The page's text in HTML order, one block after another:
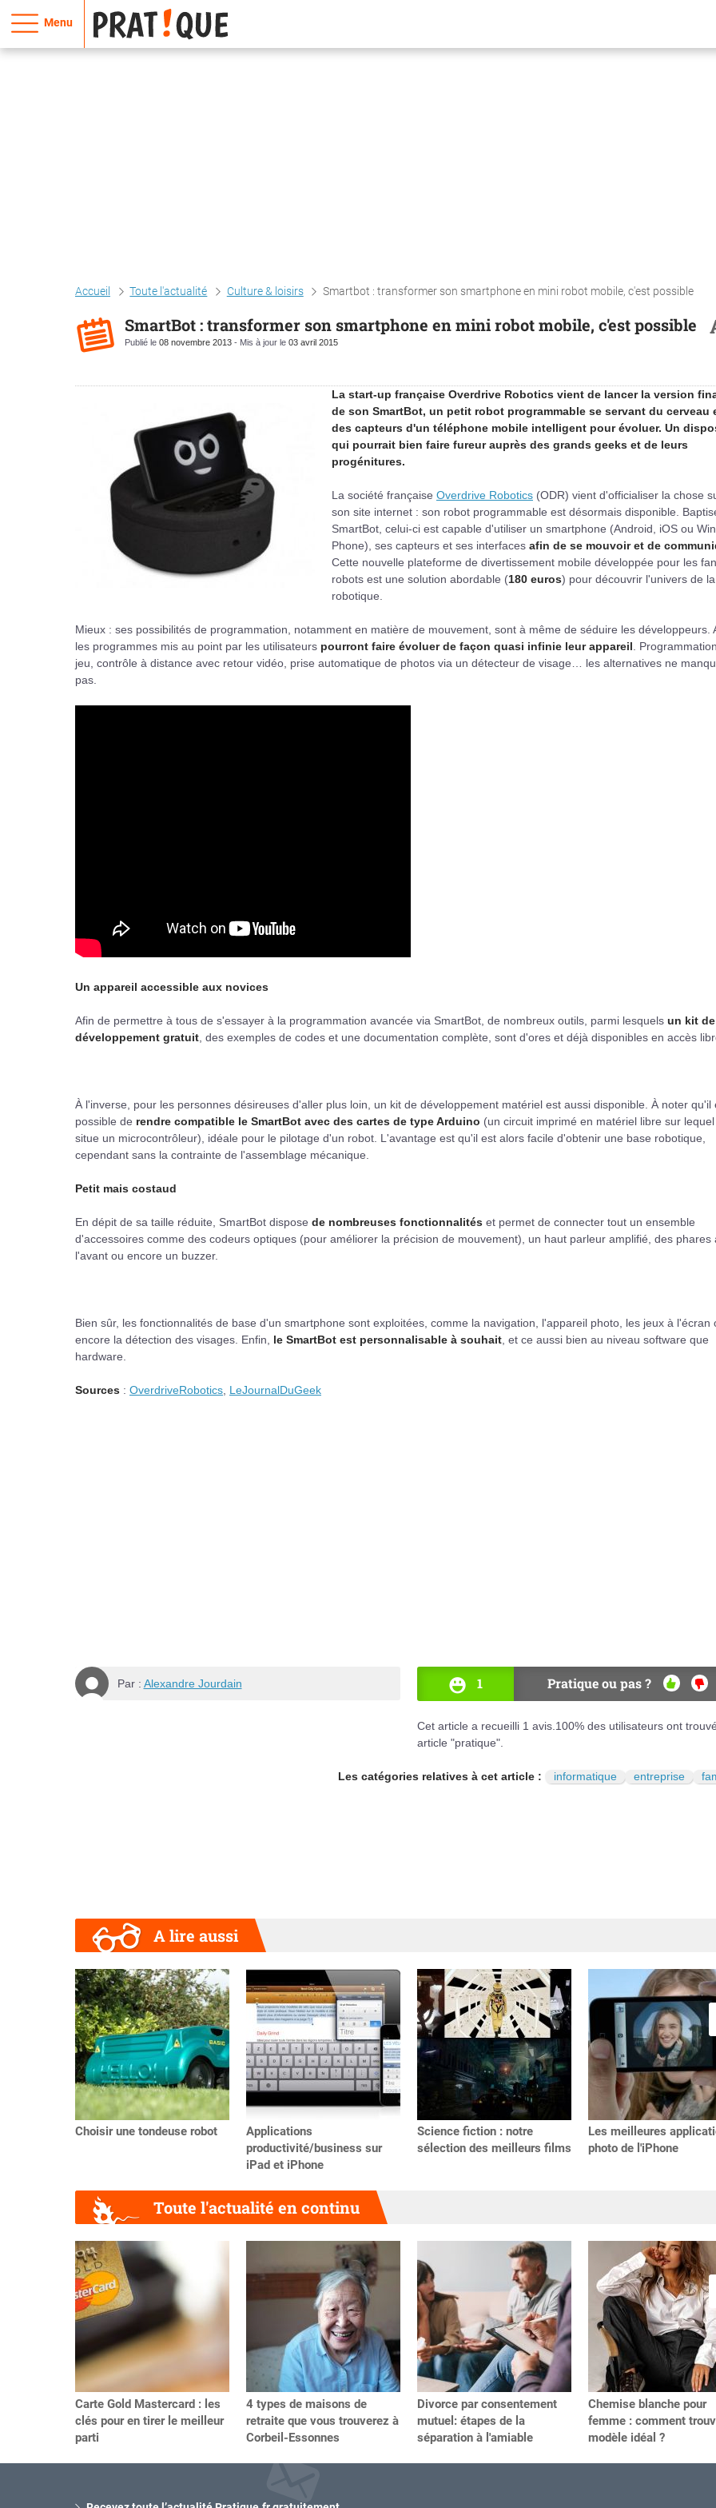
Menu
Accueil Toute l'actualité Culture & loisirs Smartbot : transformer son smartphone en mini robot mobile, c'est possible
SmartBot : transformer son smartphone en mini robot mobile, c'est possible
Publié le 08 novembre 2013 - Mis à jour le 03 avril 2015
La start-up française Overdrive Robotics vient de lancer la version
de son SmartBot, un petit robot programmable se servant du cerveau
des capteurs d'un téléphone mobile intelligent pour évoluer. Un
qui pourrait bien faire fureur auprès des grands geeks et de leurs
progénitures.
La société française Overdrive Robotics (ODR) vient d'officialiser la chose
son site internet : son robot programmable est désormais disponible.
SmartBot, celui-ci est capable d'utiliser un smartphone (Android, iOS ou
Phone), ses capteurs et ses interfaces afin de se mouvoir et de
Cette nouvelle plateforme de divertissement mobile développée pour les
robots est une solution abordable (180 euros) pour découvrir l'univers de la
robotique.
Mieux : ses possibilités de programmation, notamment en matière de mouvement, sont à même de séduire les développeurs.
les programmes mis au point par les utilisateurs pourront faire évoluer de façon quasi infinie leur appareil .
jeu, contrôle à distance avec retour vidéo, prise automatique de photos via un détecteur de visage… les alternatives ne
pas.
Un appareil accessible aux novices
Afin de permettre à tous de s'essayer à la programmation avancée via SmartBot, de nombreux outils, parmi lesquels un kit de
développement gratuit , des exemples de codes et une documentation complète, sont d'ores et déjà disponibles en accès
À l'inverse, pour les personnes désireuses d'aller plus loin, un kit de développement matériel est aussi disponible. À noter qu'il
possible de rendre compatible le SmartBot avec des cartes de type Arduino (un circuit imprimé en matériel libre sur lequel
situe un microcontrôleur), idéale pour le pilotage d'un robot. L'avantage est qu'il est alors facile d'obtenir une base robotique,
cependant sans la contrainte de l'assemblage mécanique.
Petit mais costaud
En dépit de sa taille réduite, SmartBot dispose de nombreuses fonctionnalités et permet de connecter tout un ensemble
d'accessoires comme des codeurs optiques (pour améliorer la précision de mouvement), un haut parleur amplifié, des phares
l'avant ou encore un buzzer.
Bien sûr, les fonctionnalités de base d'un smartphone sont exploitées, comme la navigation, l'appareil photo, les jeux à l'écran
encore la détection des visages. Enfin, le SmartBot est personnalisable à souhait , et ce aussi bien au niveau software que
hardware.
Sources : OverdriveRobotics LeJournalDuGeek
Par : Alexandre Jourdain 1 Pratique ou pas ?
OUI NON
Cet article a recueilli 1 avis. 100% des utilisateurs ont
article "pratique".
Les catégories relatives à cet article : informatique entreprise
A lire aussi
Choisir une tondeuse robot
Applications
productivité/business sur
iPad et iPhone
Science fiction : notre
sélection des meilleurs films
Les meilleures
photo de l'iPhone
Précédent
Toute l'actualité en continu
Carte Gold Mastercard : les
clés pour en tirer le meilleur
parti
4 types de maisons de
retraite que vous trouverez à
Corbeil-Essonnes
Divorce par consentement
mutuel: étapes de la
séparation à l'amiable
Chemise blanche pour
femme : comment
modèle idéal ?
Précédent